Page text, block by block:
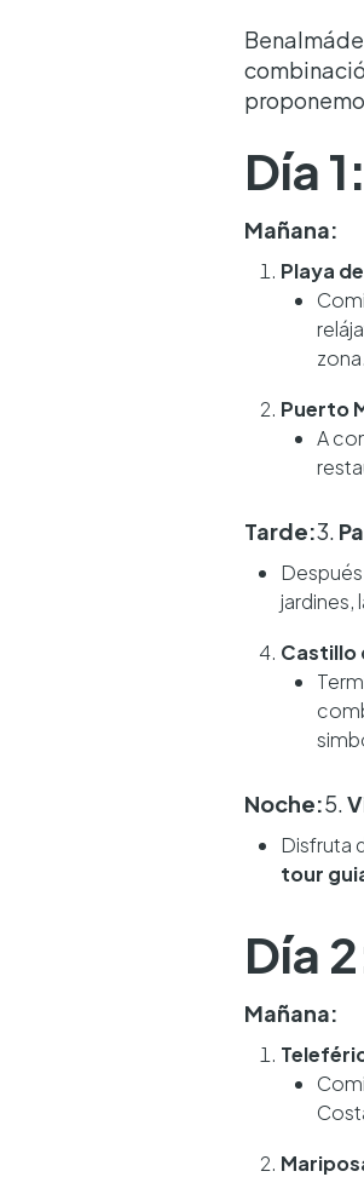
Día
Mañana:
Playa
zona.
Puerto
A
Tarde:3.
jardines,
Castillo
Noche:5.
Disfruta
tour
Día
Mañana: